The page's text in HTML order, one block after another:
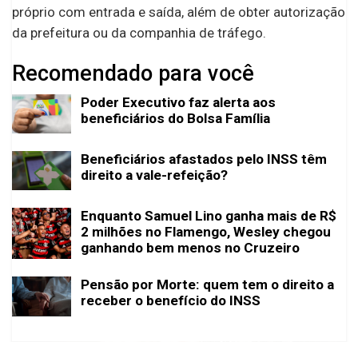
próprio com entrada e saída, além de obter autorização
da prefeitura ou da companhia de tráfego.
Recomendado para você
Poder Executivo faz alerta aos
beneficiários do Bolsa Família
Beneficiários afastados pelo INSS têm
direito a vale-refeição?
Enquanto Samuel Lino ganha mais de R$
2 milhões no Flamengo, Wesley chegou
ganhando bem menos no Cruzeiro
Pensão por Morte: quem tem o direito a
receber o benefício do INSS